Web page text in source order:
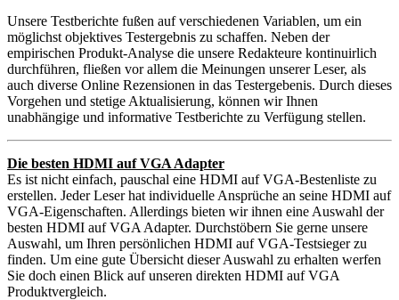
Unsere Testberichte fußen auf verschiedenen Variablen, um ein
möglichst objektives Testergebnis zu schaffen. Neben der
empirischen Produkt-Analyse die unsere Redakteure kontinuirlich
durchführen, fließen vor allem die Meinungen unserer Leser, als
auch diverse Online Rezensionen in das Testergebenis. Durch dieses
Vorgehen und stetige Aktualisierung, können wir Ihnen
unabhängige und informative Testberichte zu Verfügung stellen.
Die besten HDMI auf VGA Adapter
Es ist nicht einfach, pauschal eine HDMI auf VGA-Bestenliste zu
erstellen. Jeder Leser hat individuelle Ansprüche an seine HDMI auf
VGA-Eigenschaften. Allerdings bieten wir ihnen eine Auswahl der
besten HDMI auf VGA Adapter. Durchstöbern Sie gerne unsere
Auswahl, um Ihren persönlichen HDMI auf VGA-Testsieger zu
finden. Um eine gute Übersicht dieser Auswahl zu erhalten werfen
Sie doch einen Blick auf unseren direkten HDMI auf VGA
Produktvergleich.